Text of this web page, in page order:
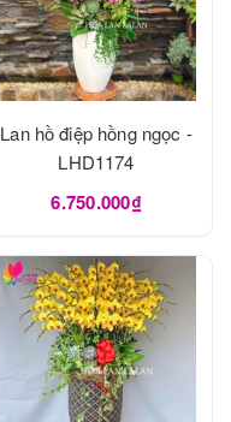
Lan hồ điệp hồng ngọc -
LHD1174
6.750.000₫